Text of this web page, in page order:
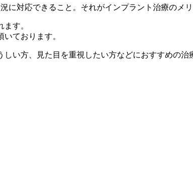
対応できること。それがインプラント治療のメリ
す。
ております。
い方、見た目を重視したい方などにおすすめの治